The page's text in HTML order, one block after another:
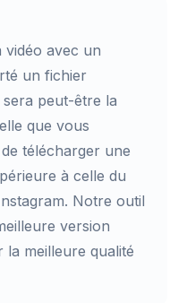
vidéo avec un
un fichier
peut-être la
que vous
télécharger une
à celle du
Notre outil
version
meilleure qualité